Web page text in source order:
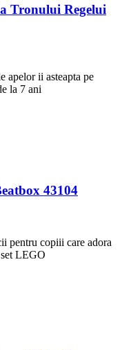
Tronului Regelui
apelor ii asteapta pe
la 7 ani
43104
pentru copiii care adora
LEGO